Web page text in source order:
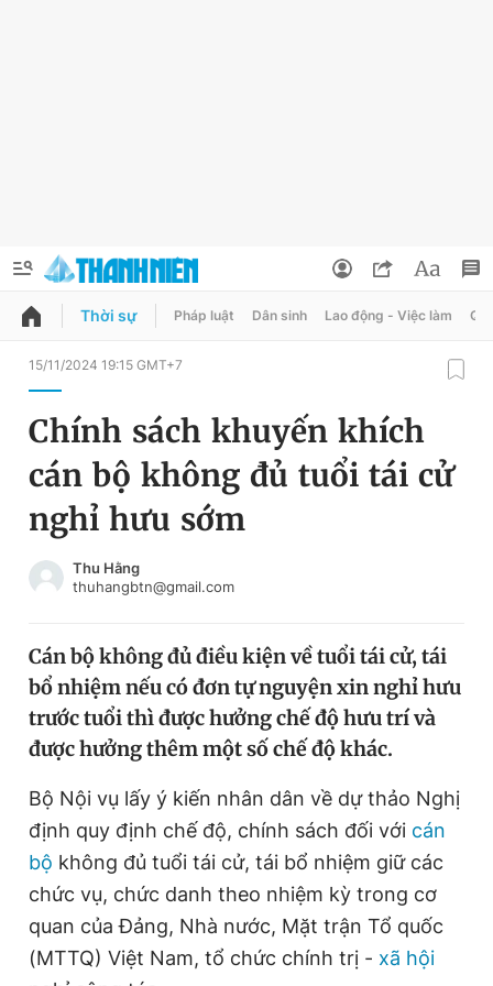
QUẢNG CÁO
Chuyên mục
Chuyên mục khác
Chào ngày mới
Video Magazine
Tiện ích Bạn cần biết
Thông tin tòa soạn Liên hệ quảng cáo
Đổi mật khẩu
Tin đã lưu
Tin đã xem
Đăng xuất
Thời sự Pháp luật Dân sinh Lao động - Việc làm
15/11/2024 19:15 GMT+7
Chính sách khuyến khích
cán bộ không đủ tuổi tái cử
nghỉ hưu sớm
Thu Hằng
thuhangbtn@gmail.com
Cán bộ không đủ điều kiện về tuổi tái cử, tái
bổ nhiệm nếu có đơn tự nguyện xin nghỉ hưu
trước tuổi thì được hưởng chế độ hưu trí và
được hưởng thêm một số chế độ khác.
Bộ Nội vụ lấy ý kiến nhân dân về dự thảo Nghị
định quy định chế độ, chính sách đối với cán
bộ không đủ tuổi tái cử, tái bổ nhiệm giữ các
chức vụ, chức danh theo nhiệm kỳ trong cơ
quan của Đảng, Nhà nước, Mặt trận Tổ quốc
(MTTQ) Việt Nam, tổ chức chính trị - xã hội